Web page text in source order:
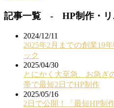
記事一覧 - HP制作・リ
2024/12/11
2025年2月までの創業19
ック
2025/04/30
とにかく大至急、お急ぎ
帯で最短2日でHP制作
2025/05/16
2日で公開！「最短HP制